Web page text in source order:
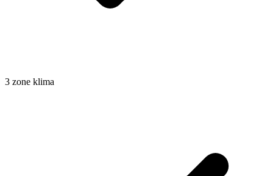
3 zone klima